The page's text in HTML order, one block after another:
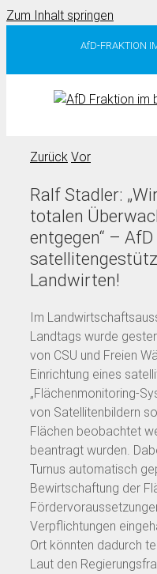
Zum Inhalt springen
AfD-FRAKTION
Zurück Vor
Ralf Stadler:
totalen
entgegen“ –
Landwirten!
Im
Landtags wurde
von CSU und Freien
Einrichtung eines
„Flächenmonitoring-
von Satellitenbildern
Flächen beobachtet
beantragt wurden.
Turnus automatisch
Bewirtschaftung der
Verpflichtungen
Ort könnten dadurch
Laut den